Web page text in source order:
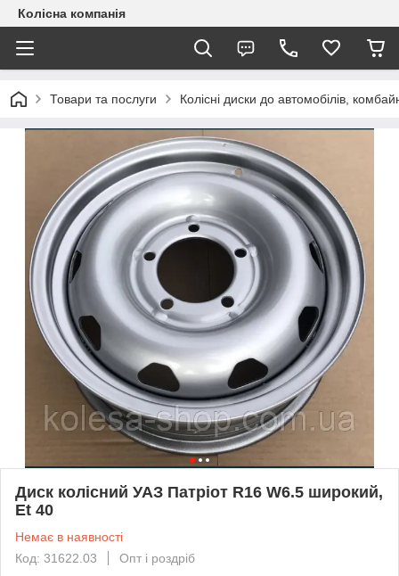
Колісна компанія
Товари та послуги Колісні диски до автомобілів,
Диск колісний УАЗ Патріот R16 W6.5 широкий,
Et 40
Немає в наявності
Код: 31622.03
Опт і роздріб